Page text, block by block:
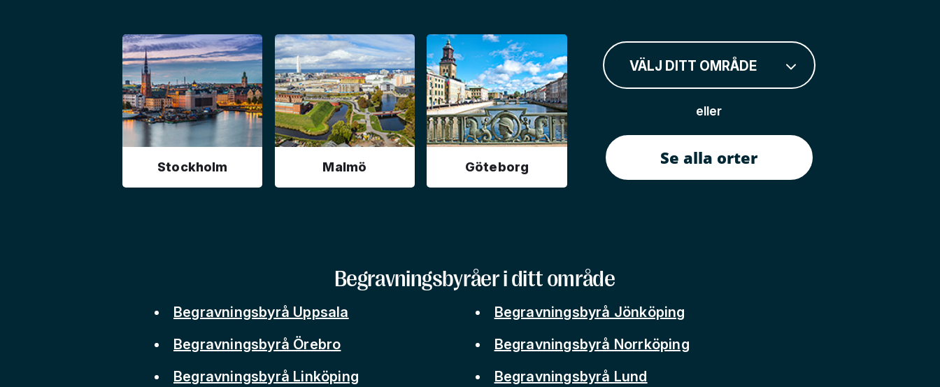
Stockholm Malmö Göteborg
VÄLJ DITT OMRÅDE
eller
Se alla orter
Begravningsbyråer i ditt område
Begravningsbyrå Uppsala
Begravningsbyrå Örebro
Begravningsbyrå Linköping
Begravningsbyrå Jönköping
Begravningsbyrå Norrköping
Begravningsbyrå Lund